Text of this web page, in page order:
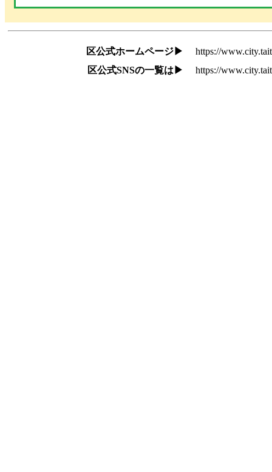
区公式ホームページ▶
https://
区公式SNSの一覧は▶
https://